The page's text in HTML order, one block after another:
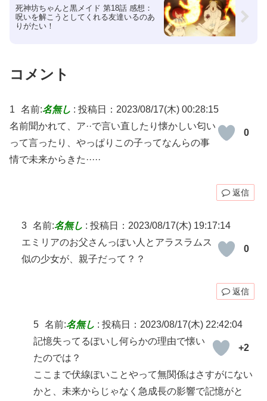
死神坊ちゃんと黒メイド 第18話 感想：
呪いを解こうとしてくれる友達いるのあ
りがたい！
コメント
1 名前:名無し : 投稿日：2023/08/17(木) 00:28:15
0
名前聞かれて、ア··で言い直したり懐かしい匂い
って言ったり、やっぱりこの子ってなんらの事
情で未来からきた·····
返信
3 名前:名無し : 投稿日：2023/08/17(木) 19:17:14
0
エミリアのお父さんっぽい人とアラスラムス
似の少女が、親子だって？？
返信
5 名前:名無し : 投稿日：2023/08/17(木) 22:42:04
+2
記憶失ってるぽいし何らかの理由で懐い
たのでは？
ここまで伏線ぽいことやって無関係はさすがにない
かと、未来からじゃなく急成長の影響で記憶がと